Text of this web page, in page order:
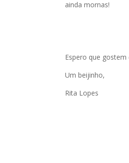
ainda mornas!
Espero que
Um beijinho,
Rita Lopes